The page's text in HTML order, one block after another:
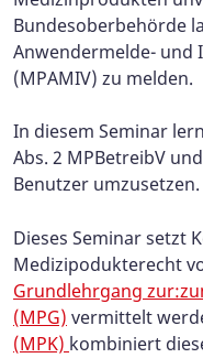
Bundesoberbehörde
Anwendermelde-
(MPAMIV) zu melden.
In diesem Seminar
Abs. 2 MPBetreibV
Benutzer umzusetzen.
Dieses Seminar setzt
Medizipodukterecht
Grundlehrgang
(MPG) vermittelt
(MPK) kombiniert